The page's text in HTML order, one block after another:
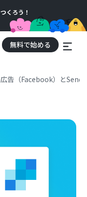
くろう！
無料で始める
告（Facebook）と